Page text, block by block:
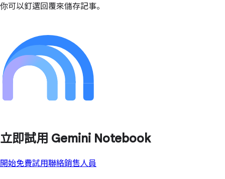
你可以釘選回覆來儲存記事。
立即試用 Gemini Notebook
開始免費試用聯絡銷售人員